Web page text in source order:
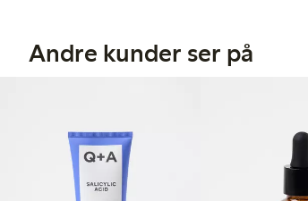
Andre kunder ser på